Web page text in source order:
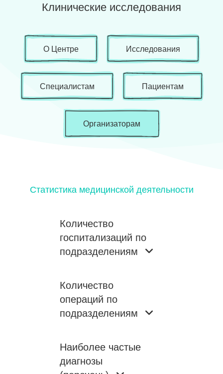
Клинические исследования
О Центре Исследования
Специалистам Пациентам
Организаторам
Статистика медицинской деятельности
Количество
госпитализаций по
подразделениям
Количество
операций по
подразделениям
Наиболее частые
диагнозы